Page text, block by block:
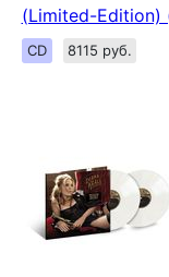
(Limited-Edition)
CD 8115 руб.